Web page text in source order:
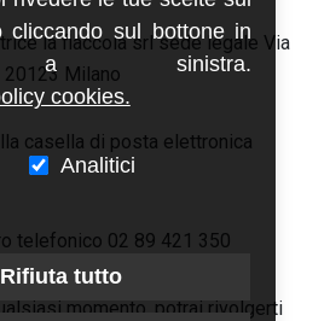
la fiaccola srl sede legale Via
20123 Milano
casella di posta elettronica
telefonico 02 89 421 350
momento, potrai rivolgerti
cliccando sul bottone in
a sinistra.
cookies.
Analitici
Rifiuta tutto